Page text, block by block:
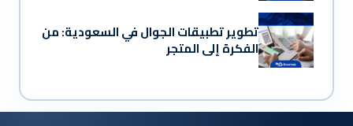
تطوير تطبيقات الجوال في السعودية: من
الفكرة إلى المتجر